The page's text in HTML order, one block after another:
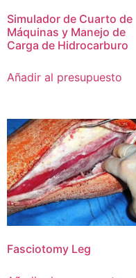
Simulador de Cuarto de
Máquinas y Manejo de
Carga de Hidrocarburo
Añadir al presupuesto
Fasciotomy Leg